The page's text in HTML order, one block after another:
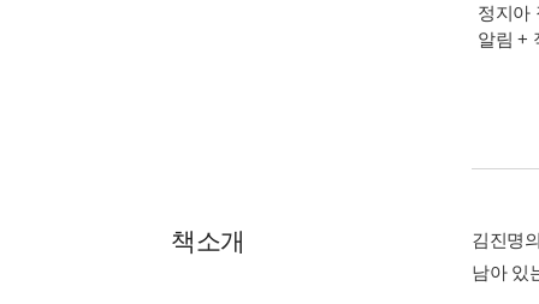
정지아
알림 +
책소개
김진명
남아 있